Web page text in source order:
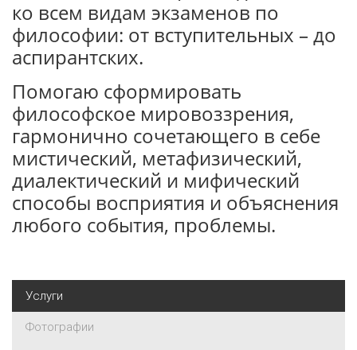
ко всем видам экзаменов по
философии: от вступительных – до
аспирантских.
Помогаю сформировать
философское мировоззрения,
гармонично сочетающего в себе
мистический, метафизический,
диалектический и мифический
способы восприятия и объяснения
любого события, проблемы.
Услуги
Фотографии